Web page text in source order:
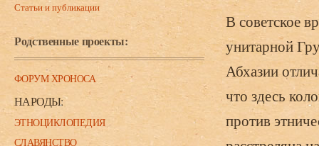
Статьи и публикации
Родственные проекты:
ФОРУМ ХРОНОСА
НАРОДЫ:
ЭТНОЦИКЛОПЕДИЯ
СЛАВЯНСТВО
В советское
унитарной
Абхазии
что здесь
против